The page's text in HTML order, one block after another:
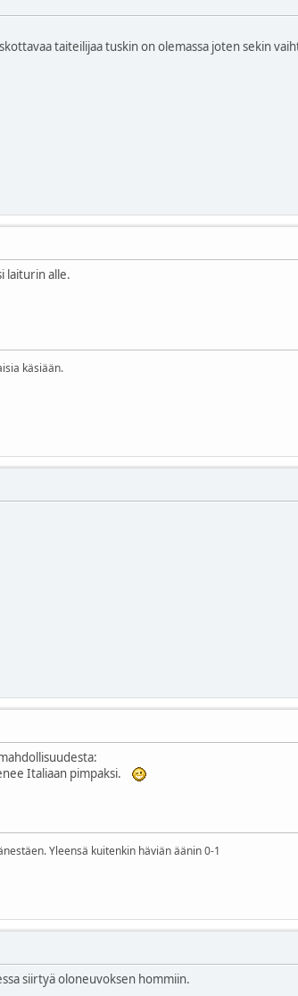
taiteilijaa tuskin on olemassa joten sekin
laiturin alle.
käsiään.
Italiaan pimpaksi.
Yleensä kuitenkin häviän äänin 0-1
siirtyä oloneuvoksen hommiin.